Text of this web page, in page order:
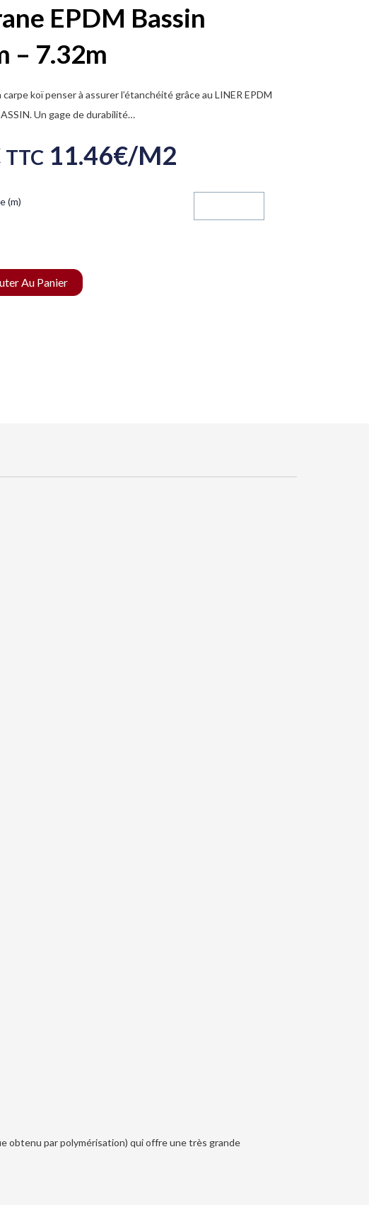
EPDM Bassin
– 7.32m
koï penser à assurer l’étanchéité grâce au LINER EPDM
Un gage de durabilité…
TTC 11.46€/m2
(m)
Au Panier
obtenu par polymérisation) qui offre une très grande